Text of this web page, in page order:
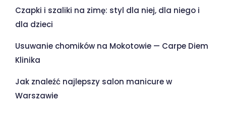
Czapki i szaliki na zimę: styl dla niej, dla niego i
dla dzieci
Usuwanie chomików na Mokotowie — Carpe Diem
Klinika
Jak znaleźć najlepszy salon manicure w
Warszawie